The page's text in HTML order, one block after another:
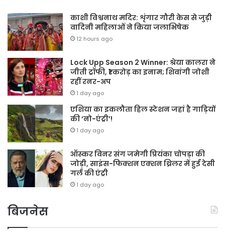
काशी विश्वनाथ मदिर: शृंगार गौरी केस से जुड़ी
वादिनी महिलाओं ने किया जलाभिषेक
12 hours ago
Lock Upp Season 2 Winner: श्रेया कालरा ने
जीती ट्रॉफी, ₹1 करोड़ का इनाम; शिवांगी जोशी
रहीं रनर-अप
1 day ago
एशिया का इकलौता हिल स्टेशन जहां है गाड़ियों
की ‘नो-एंट्री’!
1 day ago
ऑस्कर विनर संग जमेगी प्रियंका चोपड़ा की
जोड़ी, साइंस-फिक्शन एक्शन थ्रिलर में हुई देसी
गर्ल की एंट्री
1 day ago
बिजनेस